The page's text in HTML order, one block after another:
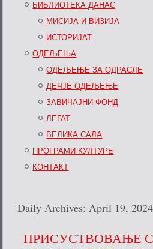
БИБЛИОТЕКА ДАНАС
МИСИЈА И ВИЗИЈА
ИСТОРИЈАТ
ОДЕЉЕЊА
ОДЕЉЕЊЕ ЗА ОДРАСЛЕ
ДЕЧЈЕ ОДЕЉЕЊЕ
ЗАВИЧАЈНИ ФОНД
ЛЕГАТ
ВЕЛИКА САЛА
ПРОГРАМИ КУЛТУРЕ
КОНТАКТ
Daily Archives:April 19, 2024
ПРИСУСТВОВАЊЕ